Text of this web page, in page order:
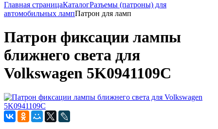
Главная страницаКаталогРазъемы (патроны) для
автомобильных лампПатрон для ламп
Патрон фиксации лампы
ближнего света для
Volkswagen 5K0941109C